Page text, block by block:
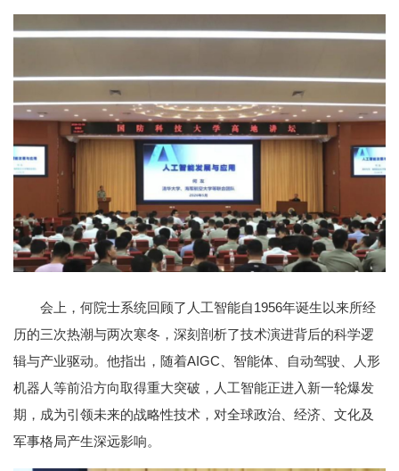
会上，何院士系统回顾了人工智能自1956年诞生以来所经
历的三次热潮与两次寒冬，深刻剖析了技术演进背后的科学逻
辑与产业驱动。他指出，随着AIGC、智能体、自动驾驶、人形
机器人等前沿方向取得重大突破，人工智能正进入新一轮爆发
期，成为引领未来的战略性技术，对全球政治、经济、文化及
军事格局产生深远影响。